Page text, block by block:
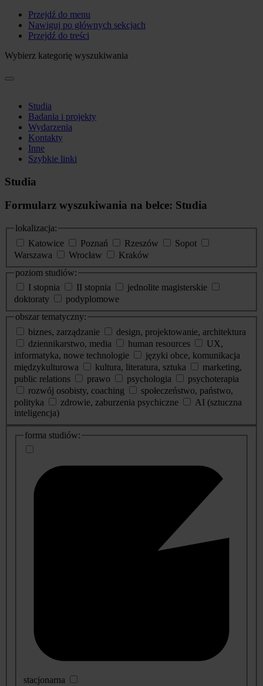
Przejdź do menu
Nawiguj po głównych sekcjach
Przejdź do treści
Wybierz kategorię wyszukiwania
Studia
Badania i projekty
Wydarzenia
Kontakty
Inne
Szybkie linki
Studia
Formularz wyszukiwania na belce: Studia
lokalizacja:
Katowice
Poznań Rzeszów
Sopot
Warszawa
Wrocław
Kraków
poziom studiów:
I stopnia
II stopnia
jednolite magisterskie
doktoraty
podyplomowe
obszar tematyczny:
biznes, zarządzanie
design, projektowanie, architektura
dziennikarstwo, media
human resources
UX,
informatyka, nowe technologie
języki obce, komunikacja
międzykulturowa
kultura, literatura, sztuka
marketing,
public relations
prawo psychologia
psychoterapia
rozwój osobisty, coaching
społeczeństwo, państwo,
polityka
zdrowie, zaburzenia psychiczne
AI (sztuczna
inteligencja)
dodatkowe
informacje
forma studiów:
stacjonarna